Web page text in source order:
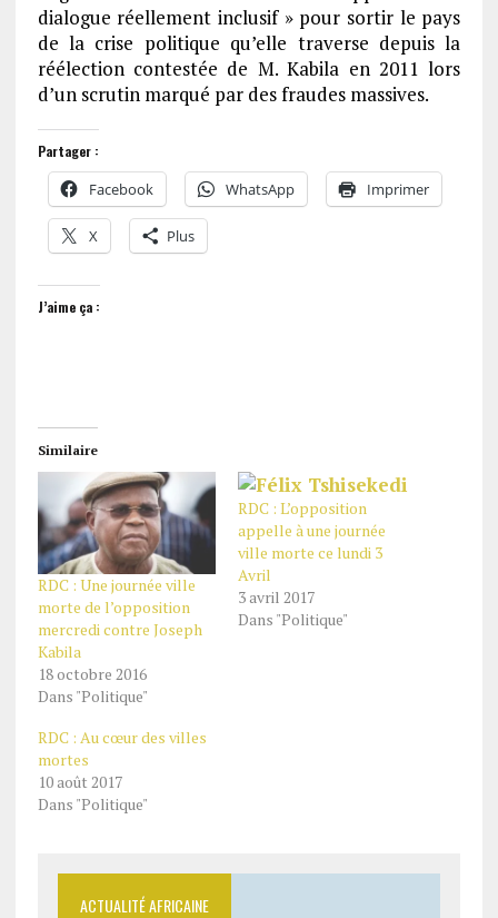
dialogue réellement inclusif » pour sortir le pays
de la crise politique qu’elle traverse depuis la
réélection contestée de M. Kabila en 2011 lors
d’un scrutin marqué par des fraudes massives.
Partager :
Facebook WhatsApp Imprimer
X Plus
J’aime ça :
Similaire
RDC : Une journée ville
morte de l’opposition
mercredi contre Joseph
Kabila
18 octobre 2016
Dans "Politique"
RDC : L’opposition
appelle à une journée
ville morte ce lundi 3
Avril
3 avril 2017
Dans "Politique"
RDC : Au cœur des villes
mortes
10 août 2017
Dans "Politique"
ACTUALITÉ AFRICAINE